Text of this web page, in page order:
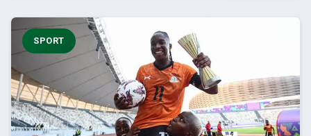
SPORT